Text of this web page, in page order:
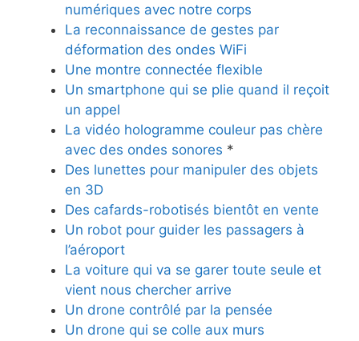
numériques avec notre corps
La reconnaissance de gestes par
déformation des ondes WiFi
Une montre connectée flexible
Un smartphone qui se plie quand il reçoit
un appel
La vidéo hologramme couleur pas chère
avec des ondes sonores *
Des lunettes pour manipuler des objets
en 3D
Des cafards-robotisés bientôt en vente
Un robot pour guider les passagers à
l’aéroport
La voiture qui va se garer toute seule et
vient nous chercher arrive
Un drone contrôlé par la pensée
Un drone qui se colle aux murs